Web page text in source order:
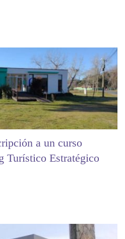
a un curso
Turístico Estratégico